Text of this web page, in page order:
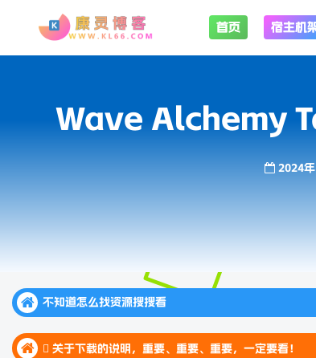
Wave Alchemy
2024
首页 宿主机
不知道怎么找资源搜搜看
不知道怎么找资源搜搜看
 关于下载的说明，重要、重要、重要，一定要看！
 关于下载的说明，重要、重要、重要，一定要看！
 关于下载的说明，重要、重要、重要，一定要看！